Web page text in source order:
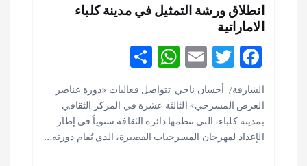
ت
انطلاق ورشة التمثيل في مدينة كلباء
الاماراتية
F
ac
e
b
o
T
w
it
te
r
E
ai
l
W
h
at
s
A
h
ar
e
الشارقة/ أحسان ناجي تتواصل فعاليات «دورة عناصر
العرض المسرحي» الثالثة عشرة في المركز الثقافي
بمدينة كلباء، التي تنظمها دائرة الثقافة سنوياً في إطار
الإعداد لمهرجان المسرحيات القصيرة، الذي تُقام دورته…